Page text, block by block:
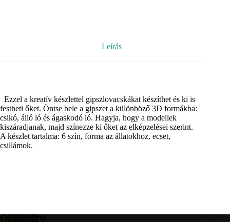
Leírás
Ezzel a kreatív készlettel gipszlovacskákat készíthet és ki is
festheti őket. Öntse bele a gipszet a különböző 3D formákba:
csikó, álló ló és ágaskodó ló. Hagyja, hogy a modellek
kiszáradjanak, majd színezze ki őket az elképzelései szerint.
A készlet tartalma: 6 szín, forma az állatokhoz, ecset,
csillámok.